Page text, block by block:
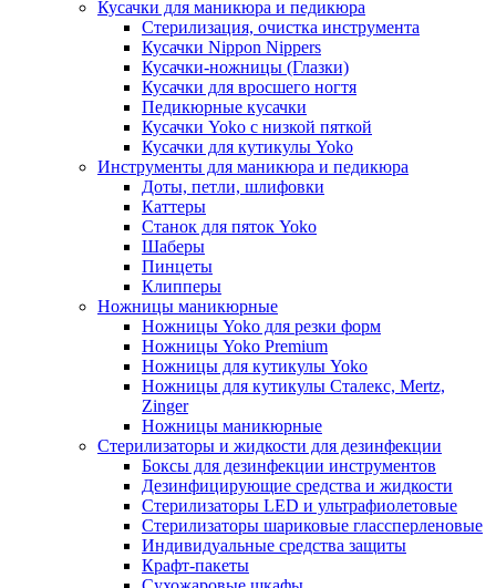
Кусачки для маникюра и педикюра
Стерилизация, очистка инструмента
Кусачки Nippon Nippers
Кусачки-ножницы (Глазки)
Кусачки для вросшего ногтя
Педикюрные кусачки
Кусачки Yoko с низкой пяткой
Кусачки для кутикулы Yoko
Инструменты для маникюра и педикюра
Доты, петли, шлифовки
Каттеры
Станок для пяток Yoko
Шаберы
Пинцеты
Клипперы
Ножницы маникюрные
Ножницы Yoko для резки форм
Ножницы Yoko Premium
Ножницы для кутикулы Yoko
Ножницы для кутикулы Сталекс, Mertz,
Zinger
Ножницы маникюрные
Стерилизаторы и жидкости для дезинфекции
Боксы для дезинфекции инструментов
Дезинфицирующие средства и жидкости
Стерилизаторы LED и ультрафиолетовые
Стерилизаторы шариковые глассперленовые
Индивидуальные средства защиты
Крафт-пакеты